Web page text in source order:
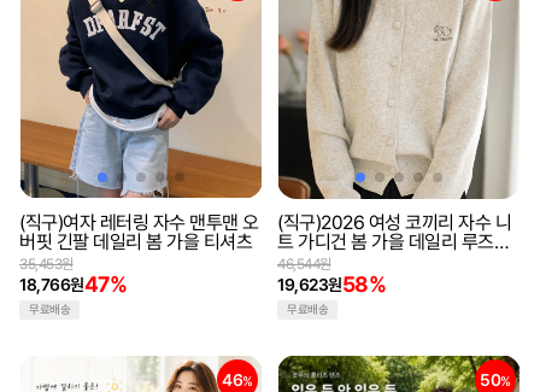
(직구)여자 레터링 자수 맨투맨 오
버핏 긴팔 데일리 봄 가을 티셔츠
18,766원47%
35,453원
무료배송
(직구)2026 여성 코끼리 자수 니
트 가디건 봄 가을 데일리 루즈핏
빅사이즈 상의
19,623원58%
46,544원
무료배송
46% 50%